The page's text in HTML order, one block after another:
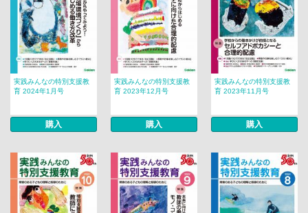
実践みんなの特別支援教
育 2024年1月号
購入
実践みんなの特別支援教
育 2023年12月号
購入
実践みんなの特別支援教
育 2023年11月号
購入